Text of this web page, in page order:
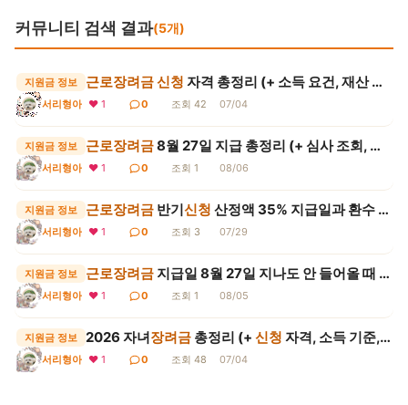
커뮤니티 검색 결과(5개)
지원금 정보 근로장려금신청 자격 총정리 (+ 소득 요건, 재산 요건, 지급액,
서리형아 ❤ 1 0 조회 42 07/04
지원금 정보 근로장려금8월 27일 지급 총정리 (+ 심사 조회, 감액 사유, 계좌 오류, 기한 후 신...
서리형아 ❤ 1 0 조회 1 08/06
지원금 정보 근로장려금 반기신청 산정액 35% 지급일과 환수 3가지 사유
서리형아 ❤ 1 0 조회 3 07/29
지원금 정보 근로장려금 지급일 8월 27일 지나도 안 들어올 때 확인 순서
서리형아 ❤ 1 0 조회 1 08/05
지원금 정보 2026 자녀장려금 총정리 (+ 신청 자격, 소득 기준, 지급액,
서리형아 ❤ 1 0 조회 48 07/04